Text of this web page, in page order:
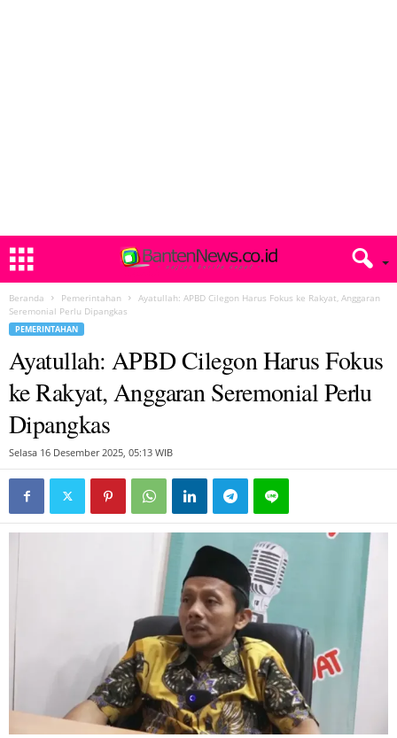
Beranda Pemerintahan
Ayatullah: APBD Cilegon Harus Fokus ke Rakyat, Anggaran
Seremonial Perlu Dipangkas
PEMERINTAHAN
Ayatullah: APBD Cilegon Harus Fokus
ke Rakyat, Anggaran Seremonial Perlu
Dipangkas
Selasa 16 Desember 2025, 05:13 WIB